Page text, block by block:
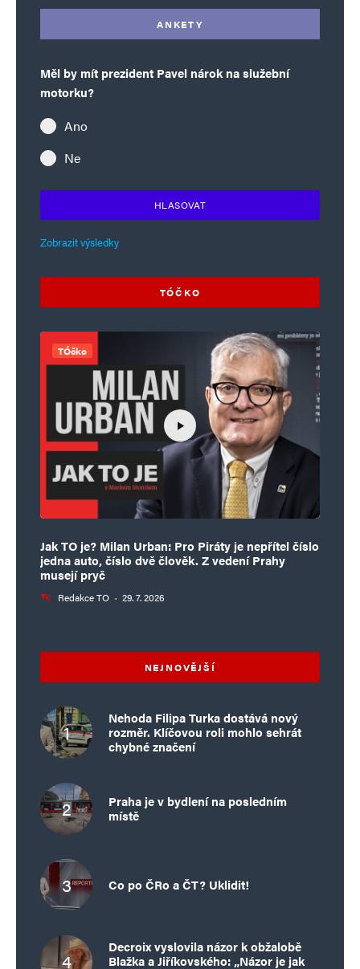
ANKETY
Měl by mít prezident Pavel nárok na služební
motorku?
Ano
Ne
HLASOVAT
Zobrazit výsledky
TÓČKO
TÓčko
Jak TO je? Milan Urban: Pro Piráty je nepřítel číslo
jedna auto, číslo dvě člověk. Z vedení Prahy
musejí pryč
Redakce TO · 29. 7. 2026
NEJNOVĚJŠÍ
Nehoda Filipa Turka dostává nový
rozměr. Klíčovou roli mohlo sehrát
chybné značení
Praha je v bydlení na posledním
místě
Co po ČRo a ČT? Uklidit!
Decroix vyslovila názor k obžalobě
Blažka a Jiříkovského: „Názor je jak